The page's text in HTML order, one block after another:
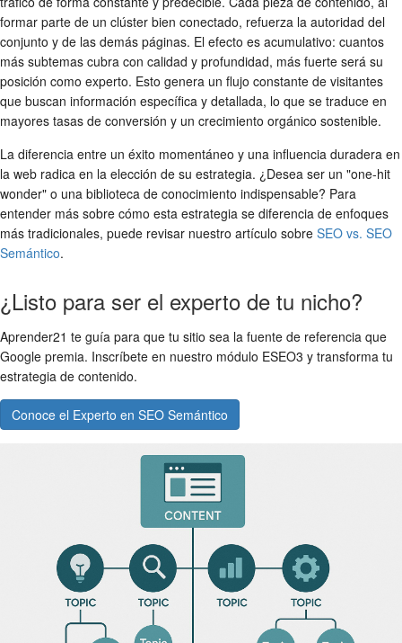
formar parte de un clúster bien conectado, refuerza la autoridad del
conjunto y de las demás páginas. El efecto es acumulativo: cuantos
más subtemas cubra con calidad y profundidad, más fuerte será su
posición como experto. Esto genera un flujo constante de visitantes
que buscan información específica y detallada, lo que se traduce en
mayores tasas de conversión y un crecimiento orgánico sostenible.
La diferencia entre un éxito momentáneo y una influencia duradera en
la web radica en la elección de su estrategia. ¿Desea ser un "one-hit
wonder" o una biblioteca de conocimiento indispensable? Para
entender más sobre cómo esta estrategia se diferencia de enfoques
más tradicionales, puede revisar nuestro artículo sobre SEO vs. SEO
Semántico.
¿Listo para ser el experto de tu nicho?
Aprender21 te guía para que tu sitio sea la fuente de referencia que
Google premia. Inscríbete en nuestro módulo ESEO3 y transforma tu
estrategia de contenido.
Conoce el Experto en SEO Semántico